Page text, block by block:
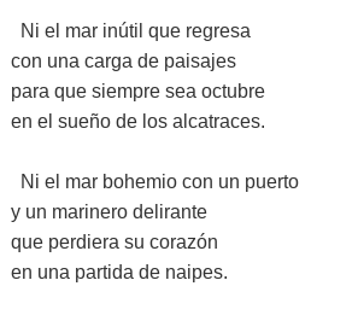
Ni el mar inútil que regresa
con una carga de paisajes
para que siempre sea octubre
en el sueño de los alcatraces.
Ni el mar bohemio con un puerto
y un marinero delirante
que perdiera su corazón
en una partida de naipes.